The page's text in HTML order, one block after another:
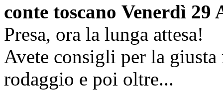
conte toscano Venerdì 29
Presa, ora la lunga attesa!
Avete consigli per la giusta
rodaggio e poi oltre...